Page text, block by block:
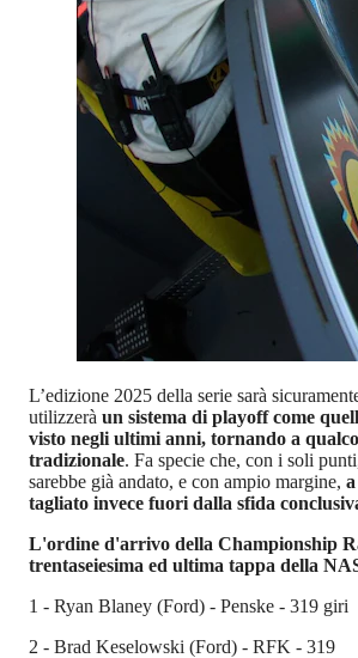
L’edizione 2025 della serie sarà
utilizzerà un sistema di playoff come
visto negli ultimi anni, tornando a
tradizionale. Fa specie che, con i soli
sarebbe già andato, e con ampio margine,
tagliato invece fuori dalla sfida
L'ordine d'arrivo della Championship
trentaseiesima ed ultima tappa della
1 - Ryan Blaney (Ford) - Penske - 319 giri
2 - Brad Keselowski (Ford) - RFK - 319